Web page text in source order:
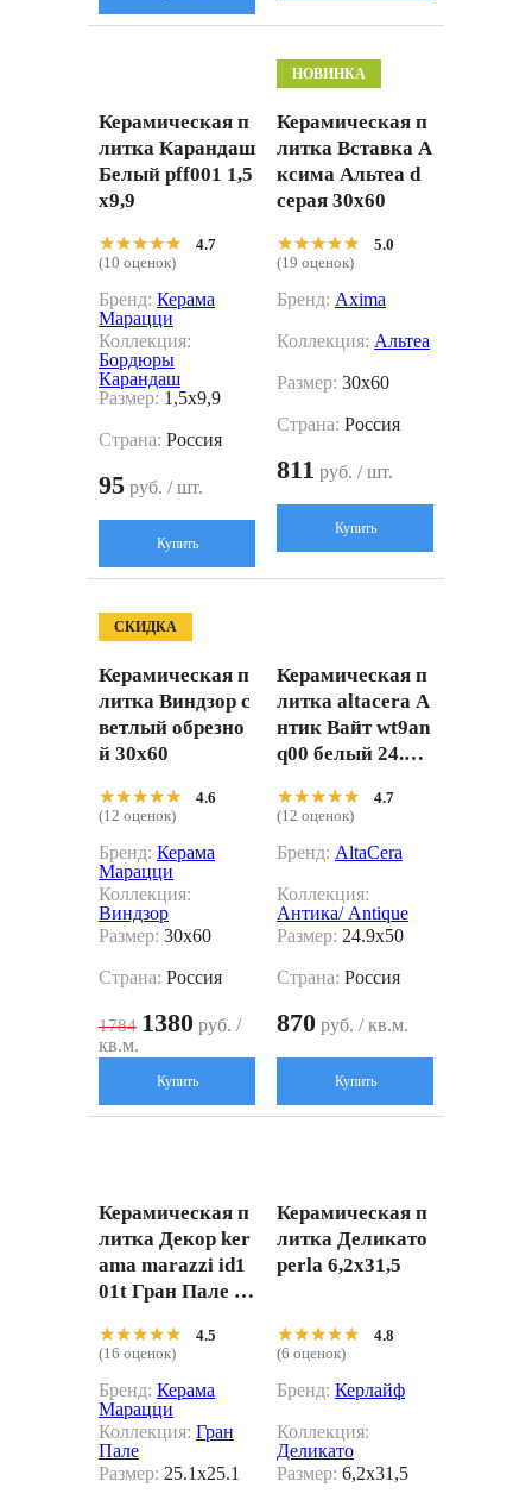
Керамическая п
литка Карандаш
Белый pff001 1,5
x9,9
★★★★★
★★★★★
4.7
(10 оценок)
Бренд: Керама
Марацци
Коллекция:
Бордюры
Карандаш
Размер: 1,5x9,9
Страна: Россия
95 руб. / шт.
Купить
НОВИНКА
Керамическая п
литка Вставка А
ксима Альтеа d
серая 30x60
★★★★★
★★★★★
5.0
(19 оценок)
Бренд: Axima
Коллекция: Альтеа
Размер: 30x60
Страна: Россия
811 руб. / шт.
Купить
СКИДКА
Керамическая п
литка Виндзор с
ветлый обрезно
й 30x60
★★★★★
★★★★★
4.6
(12 оценок)
Бренд: Керама
Марацци
Коллекция:
Виндзор
Размер: 30x60
Страна: Россия
1784 1380 руб. /
кв.м.
Купить
Керамическая п
литка altacera А
нтик Вайт wt9an
q00 белый 24.9x
★★★★★
★★★★★
4.7
(12 оценок)
Бренд: AltaCera
Коллекция:
Антика/ Antique
Размер: 24.9x50
Страна: Россия
870 руб. / кв.м.
Купить
Керамическая п
литка Декор ker
ama marazzi id1
01t Гран Пале н
5.1
★★★★★
★★★★★
4.5
(16 оценок)
Бренд: Керама
Марацци
Коллекция: Гран
Пале
Размер: 25.1x25.1
Керамическая п
литка Деликато
perla 6,2x31,5
★★★★★
★★★★★
4.8
(6 оценок)
Бренд: Керлайф
Коллекция:
Деликато
Размер: 6,2x31,5